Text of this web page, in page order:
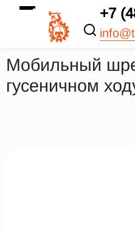
+7
Мобильный
гусеничном